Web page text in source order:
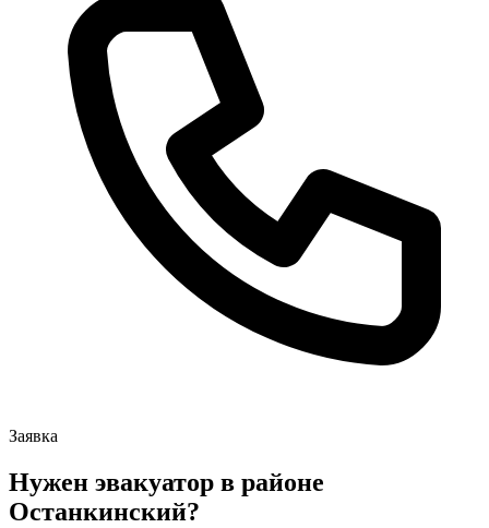
Заявка
Нужен эвакуатор в районе
Останкинский?